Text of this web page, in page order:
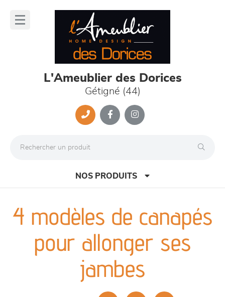
L'Ameublier des Dorices
Gétigné (44)
NOS PRODUITS
canapés et fauteuils
séjours
meubles de complément
4 modèles de canapés
pour allonger ses
jambes